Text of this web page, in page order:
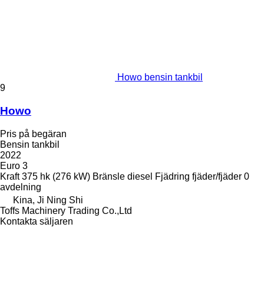
Howo bensin tankbil
9
Howo
Pris på begäran
Bensin tankbil
2022
Euro 3
Kraft 375 hk (276 kW) Bränsle diesel Fjädring fjäder/fjäder 0
avdelning
Kina, Ji Ning Shi
Toffs Machinery Trading Co.,Ltd
Kontakta säljaren